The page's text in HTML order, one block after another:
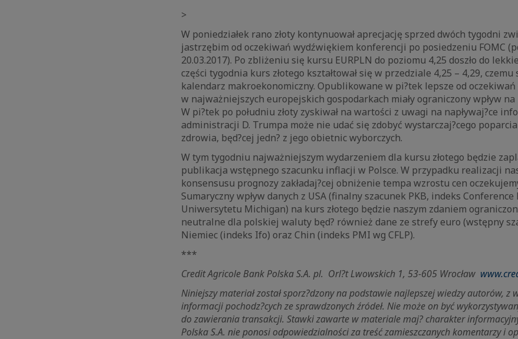
>
W poniedziałek rano złoty kontynuował aprecjację sprzed dwóch tygodni
jastrzębim od oczekiwań wydźwiękiem konferencji po posiedzeniu FOMC
20.03.2017). Po zbliżeniu się kursu EURPLN do poziomu 4,25 doszło do
części tygodnia kurs złotego kształtował się w przedziale 4,25 – 4,29, czemu
kalendarz makroekonomiczny. Opublikowane w pi?tek lepsze od
w najważniejszych europejskich gospodarkach miały ograniczony wpływ
W pi?tek po południu złoty zyskiwał na wartości z uwagi na napływaj?ce
administracji D. Trumpa może nie udać się zdobyć wystarczaj?cego
zdrowia, będ?cej jedn? z jego obietnic wyborczych.
W tym tygodniu najważniejszym wydarzeniem dla kursu złotego będzie
publikacja wstępnego szacunku inflacji w Polsce. W przypadku realizacji
konsensusu prognozy zakładaj?cej obniżenie tempa wzrostu cen
Sumaryczny wpływ danych z USA (finalny szacunek PKB, indeks
Uniwersytetu Michigan) na kurs złotego będzie naszym zdaniem
neutralne dla polskiej waluty będ? również dane ze strefy euro (wstępny
Niemiec (indeks Ifo) oraz Chin (indeks PMI wg CFLP).
***
Credit Agricole Bank Polska S.A. pl. Orl?t Lwowskich 1, 53-605 Wrocław
Niniejszy materiał został sporz?dzony na podstawie najlepszej wiedzy autorów, z
informacji pochodz?cych ze sprawdzonych źródeł. Nie może on być
do zawierania transakcji. Stawki zawarte w materiale maj? charakter
Polska S.A. nie ponosi odpowiedzialności za treść zamieszczanych komentarzy i